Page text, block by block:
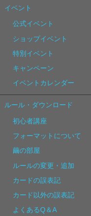
イベント
公式イベント
ショップイベント
特別イベント
キャンペーン
イベントカレンダー
ルール・ダウンロード
初心者講座
フォーマットについて
繭の部屋
ルールの変更・追加
カードの誤表記
カード以外の誤表記
よくあるQ＆A